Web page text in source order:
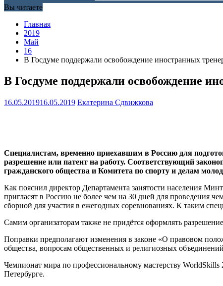
Вы читаете
Главная
2019
Май
16
В Госдуме поддержали освобождение иностранных
В Госдуме поддержали освобождение
16.05.201916.05.2019 Екатерина Сдвижкова
Специалистам, временно приехавшим в Россию для
разрешение или патент на работу. Соответствующий
гражданского общества и Комитета по спорту и делам
Как пояснил директор Департамента занятости населения
пригласят в Россию не более чем на 30 дней для проведения
сборной для участия в ежегодных соревнованиях. К таким
Самим организаторам также не придётся оформлять
Поправки предполагают изменения в законе «О правовом
общества, вопросам общественных и религиозных
Чемпионат мира по профессиональному мастерству
Петербурге.